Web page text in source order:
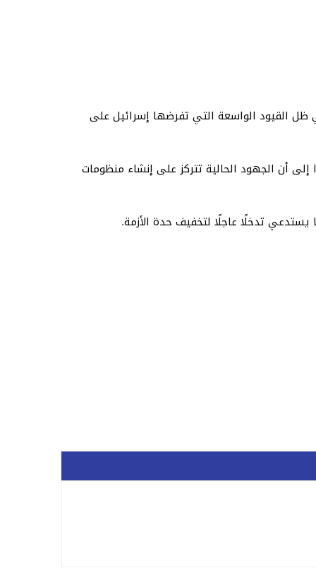
ظل القيود الواسعة التي تفرضها إسرائيل على
إلى أن الجهود الحالية تتركز على إنشاء منظومات
تدخلًا عاجلًا لتخفيف حدة الأزمة.